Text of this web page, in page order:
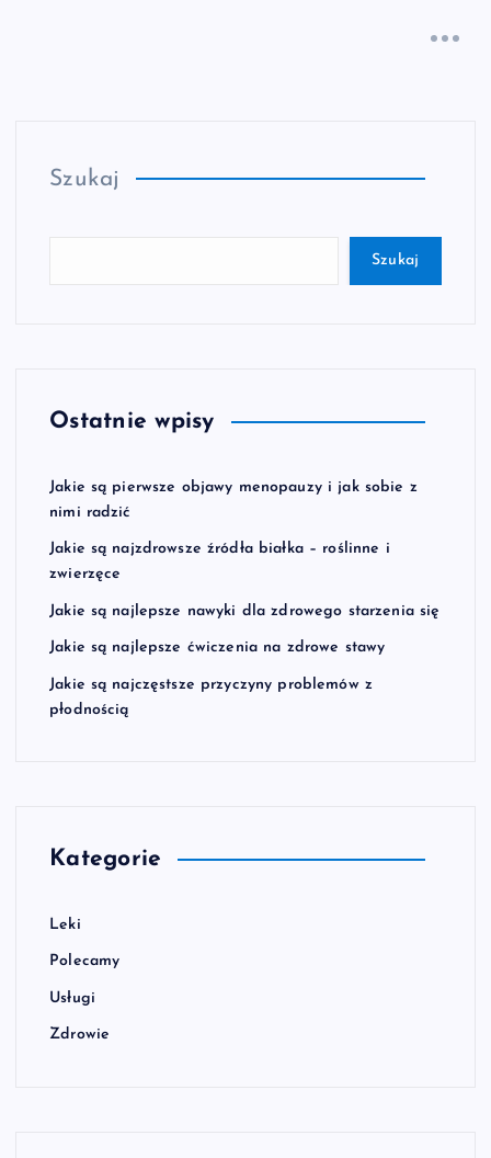
Szukaj
Szukaj
Ostatnie wpisy
Jakie są pierwsze objawy menopauzy i jak sobie z
nimi radzić
Jakie są najzdrowsze źródła białka – roślinne i
zwierzęce
Jakie są najlepsze nawyki dla zdrowego starzenia się
Jakie są najlepsze ćwiczenia na zdrowe stawy
Jakie są najczęstsze przyczyny problemów z
płodnością
Kategorie
Leki
Polecamy
Usługi
Zdrowie